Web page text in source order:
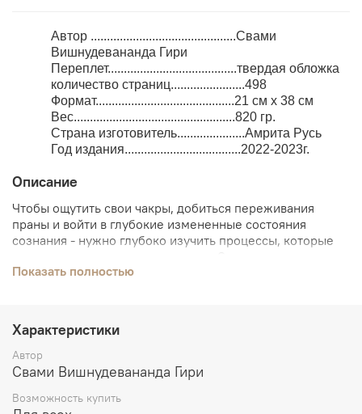
Автор .............................................Свами
Вишнудевананда Гири
Переплет........................................твердая обложка
количество страниц.......................498
Формат...........................................21 см x 38 см
Вес..................................................820 гр.
Страна изготовитель.....................Амрита Русь
Год издания....................................2022-2023г.
Описание
Чтобы ощутить свои чакры, добиться переживания
праны и войти в глубокие измененные состояния
сознания - нужно глубоко изучить процессы, которые
требует профессионального подхода.
Данная книга, является настольной энциклопедией по
техникам управления внутренними энергиями. В
отличии от простых методичек, она описывает
фундаментальных подход к изучению своего
энергетического тела. Объясняет иерархию методов,
Показать полностью
Характеристики
Автор
Свами Вишнудевананда Гири
Возможность купить